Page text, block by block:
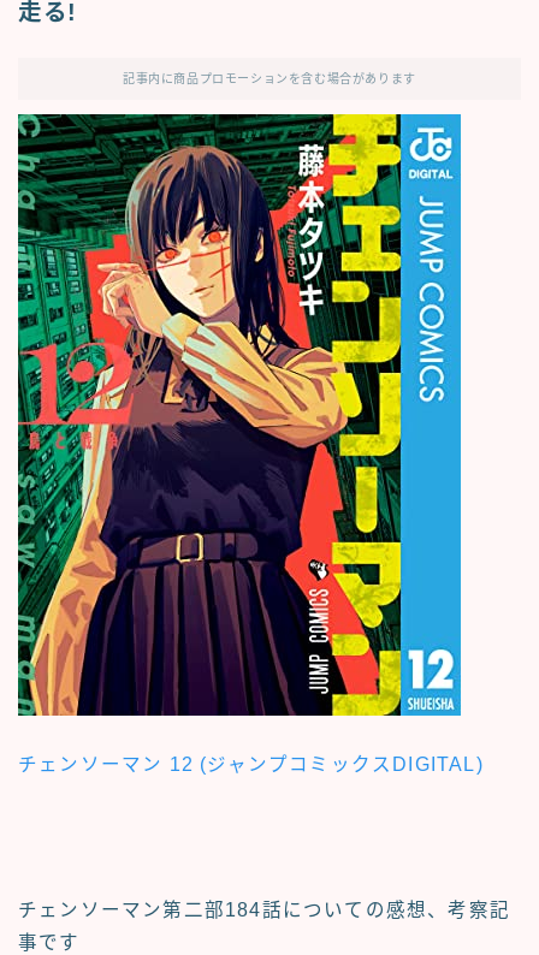
走る!
記事内に商品プロモーションを含む場合があります
チェンソーマン 12 (ジャンプコミックスDIGITAL)
チェンソーマン第二部184話についての感想、考察記
事です